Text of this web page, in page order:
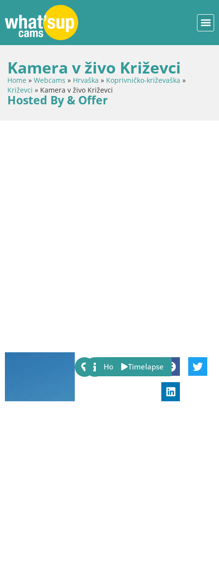
Kamera v živo Križevci
Home » Webcams » Hrvaška » Koprivničko-križevaška »
Križevci » Kamera v živo Križevci
Hosted By & Offer
Share:
Host Timelapse